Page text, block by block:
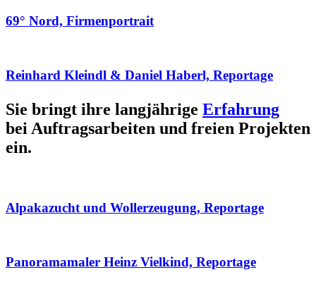
69° Nord, Firmenportrait
Reinhard Kleindl & Daniel Haberl, Reportage
Sie bringt ihre langjährige Erfahrung
bei Auftragsarbeiten und freien Projekten
ein.
Alpakazucht und Wollerzeugung, Reportage
Panoramamaler Heinz Vielkind, Reportage